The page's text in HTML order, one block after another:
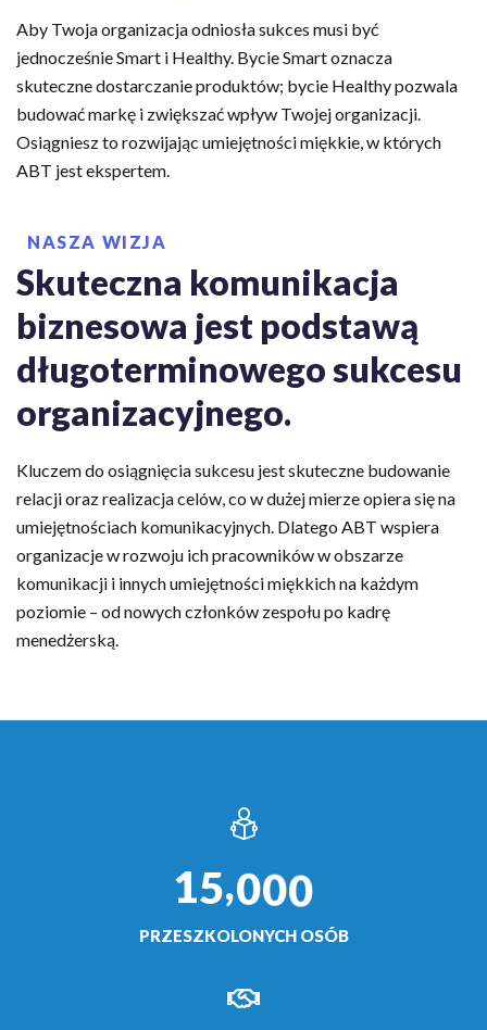
Aby Twoja organizacja odniosła sukces musi być
jednocześnie Smart i Healthy. Bycie Smart oznacza
skuteczne dostarczanie produktów; bycie Healthy pozwala
budować markę i zwiększać wpływ Twojej organizacji.
Osiągniesz to rozwijając umiejętności miękkie, w których
ABT jest ekspertem.
NASZA WIZJA
Skuteczna komunikacja
biznesowa jest podstawą
długoterminowego sukcesu
organizacyjnego.
Kluczem do osiągnięcia sukcesu jest skuteczne budowanie
relacji oraz realizacja celów, co w dużej mierze opiera się na
umiejętnościach komunikacyjnych. Dlatego ABT wspiera
organizacje w rozwoju ich pracowników w obszarze
komunikacji i innych umiejętności miękkich na każdym
poziomie – od nowych członków zespołu po kadrę
menedżerską.
15,000
PRZESZKOLONYCH OSÓB